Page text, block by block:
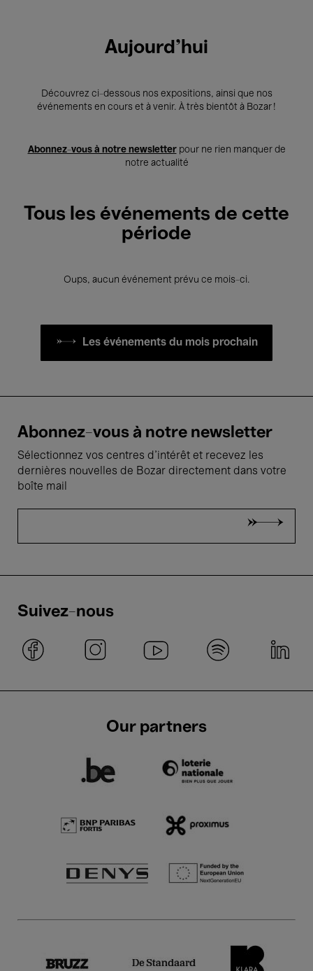
Aujourd'hui
Découvrez ci-dessous nos expositions, ainsi que nos
événements en cours et à venir. À très bientôt à Bozar !
Abonnez-vous à notre newsletterpour ne rien manquer de
notre actualité
Tous les événements de cette
période
Oups, aucun événement prévu ce mois-ci.
Les événements du mois prochain
Abonnez-vous à notre newsletter
Sélectionnez vos centres d'intérêt et recevez les
dernières nouvelles de Bozar directement dans votre
boîte mail
Suivez-nous
Our partners